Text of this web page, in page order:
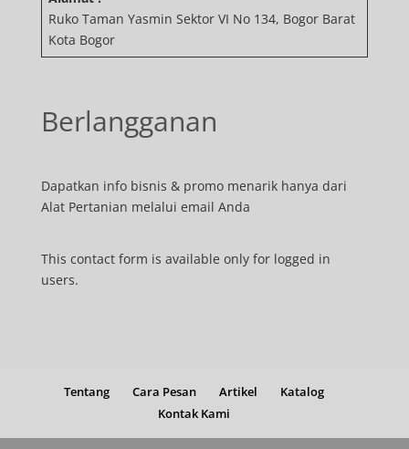
Ruko Taman Yasmin Sektor VI No 134, Bogor Barat
Kota Bogor
Berlangganan
Dapatkan info bisnis & promo menarik hanya dari
Alat Pertanian melalui email Anda
This contact form is available only for logged in
users.
Tentang Cara Pesan Artikel
Katalog
Kontak Kami